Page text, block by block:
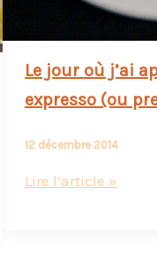
Le jour où j’ai
expresso (ou
12 décembre 2014
Le
Lire l’article »